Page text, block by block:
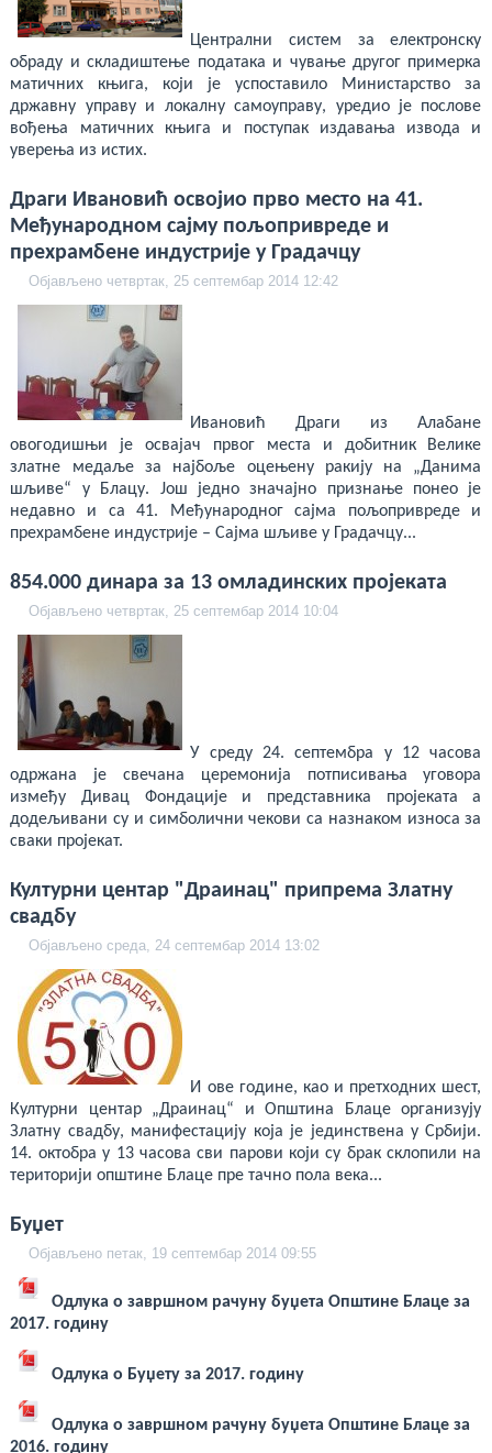
Централни систем за електронску
обраду и складиштење података и чување другог примерка
матичних књига, који је успоставило Министарство за
државну управу и локалну самоуправу, уредио је послове
вођења матичних књига и поступак издавања извода и
уверења из истих.
Драги Ивановић освојио прво место на 41.
Међународном сајму пољопривреде и
прехрамбене индустрије у Градачцу
Објављено четвртак, 25 септембар 2014 12:42
Ивановић Драги из Алабане
овогодишњи је освајач првог места и добитник Велике
златне медаље за најбоље оцењену ракију на „Данима
шљиве“ у Блацу. Још једно значајно признање понео је
недавно и са 41. Међународног сајма пољопривреде и
прехрамбене индустрије – Сајма шљиве у Градачцу...
854.000 динара за 13 омладинских пројеката
Објављено четвртак, 25 септембар 2014 10:04
У среду 24. септембра у 12 часова
одржана је свечана церемонија потписивања уговора
између Дивац Фондације и представника пројеката а
додељивани су и симболични чекови са назнаком износа за
сваки пројекат.
Културни центар "Драинац" припрема Златну
свадбу
Објављено среда, 24 септембар 2014 13:02
И ове године, као и претходних шест,
Културни центар „Драинац“ и Општина Блаце организују
Златну свадбу, манифестацију која је јединствена у Србији.
14. октобра у 13 часова сви парови који су брак склопили на
територији општине Блаце пре тачно пола века...
Буџет
Објављено петак, 19 септембар 2014 09:55
Одлука о завршном рачуну буџета Општине Блаце за
2017. годину
Одлука о Буџету за 2017. годину
Одлука о завршном рачуну буџета Општине Блаце за
2016. годину